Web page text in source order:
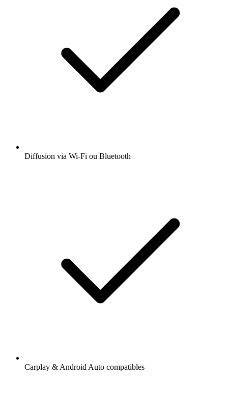
Diffusion via Wi-Fi ou Bluetooth
Carplay & Android Auto compatibles